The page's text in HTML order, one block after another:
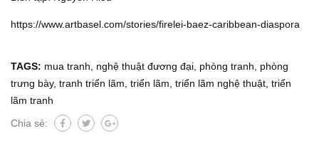
https://www.artbasel.com/stories/firelei-baez-caribbean-diaspora
TAGS: mua tranh, nghệ thuật đương đại, phòng tranh, phòng
trưng bày, tranh triển lãm, triển lãm, triển lãm nghệ thuật, triển
lãm tranh
Chia sẻ: